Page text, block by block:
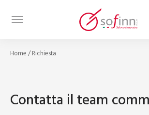
Home/Richiesta
Contatta il team